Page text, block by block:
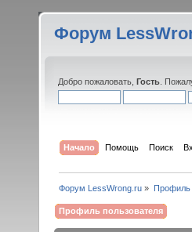
Форум
Добро пожаловать, Гость .
Начало Помощь Поиск
Форум LessWrong.ru » Профиль
Профиль пользователя